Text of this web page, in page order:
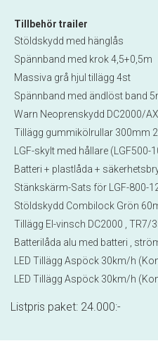
Tillbehör trailer
Stöldskydd med hänglås
Spännband med krok 4,5+0,5m
Massiva grå hjul tillägg 4st
Spännband med ändlöst band
Warn Neoprenskydd DC2000/
Tillägg gummikölrullar 300mm
LGF-skylt med hållare (LGF500-
Batteri + plastlåda +
Stänkskärm-Sats för LGF-800-
Stöldskydd Combilock Grön
Tillägg El-vinsch DC2000 , TR7/
Batterilåda alu med batteri ,
LED Tillägg Aspöck 30km/h
LED Tillägg Aspöck 30km/h
Listpris paket: 24.000:-